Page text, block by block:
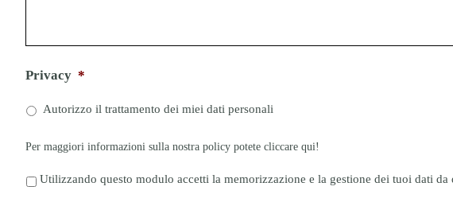
Privacy *
Autorizzo il trattamento dei miei dati personali
Per maggiori informazioni sulla nostra policy potete cliccare qui!
P Utilizzando questo modulo accetti la memorizzazione e la gestione dei tuoi dati da